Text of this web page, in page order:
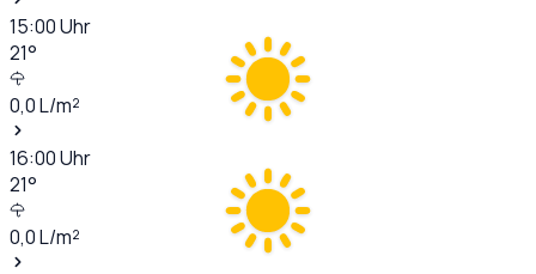
15:00Uhr
21°
0,0L/m²
16:00Uhr
21°
0,0L/m²